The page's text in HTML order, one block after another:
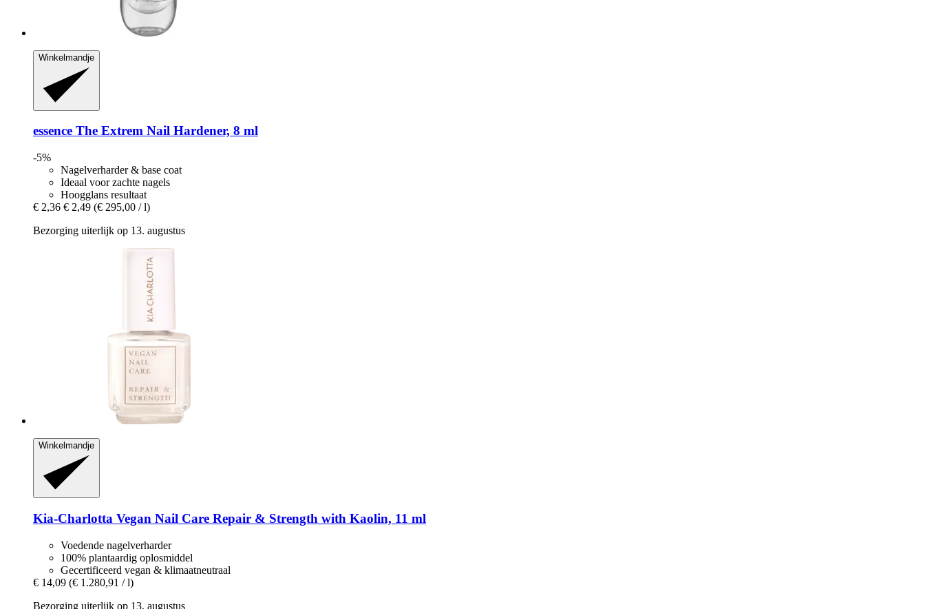
Winkelmandje
essence The Extrem Nail Hardener, 8 ml
-5%
Nagelverharder & base coat
Ideaal voor zachte nagels
Hoogglans resultaat
€ 2,36 € 2,49 (€ 295,00 / l)
Bezorging uiterlijk op 13. augustus
Winkelmandje
Kia-Charlotta Vegan Nail Care Repair & Strength with Kaolin, 11 ml
Voedende nagelverharder
100% plantaardig oplosmiddel
Gecertificeerd vegan & klimaatneutraal
€ 14,09 (€ 1.280,91 / l)
Bezorging uiterlijk op 13. augustus